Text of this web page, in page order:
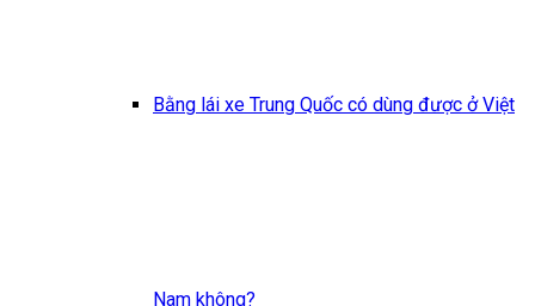
Bằng lái xe Trung Quốc có dùng được ở Việt
Nam không?